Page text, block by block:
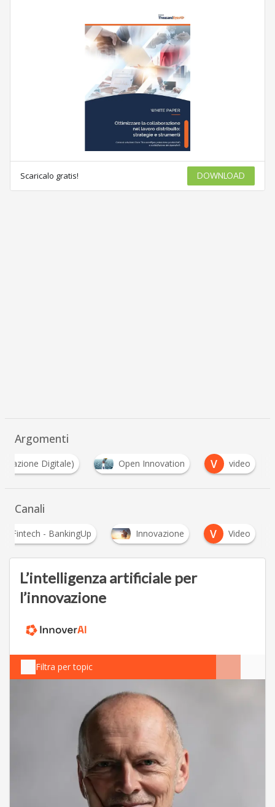
Scaricalo gratis! DOWNLOAD
Argomenti
Digitale) Open Innovation V video
Canali
Fintech - BankingUp Innovazione V Video
L’intelligenza artificiale per
l’innovazione
Filtra per topic